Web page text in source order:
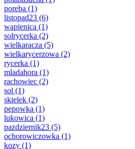
poreba (1)
listopad23 (6)
wapienica (1)
solrycerka (2)
wielkaracza (5)
wielkarycerzowa (2)
rycerka (1)
mladahora (1)
rachowiec (2)
sol (1)
skielek (2)
pepowka (1)
lukowica (1)
pazdziernik23 (5)
ochorowiczowka (1)
kozy (1)